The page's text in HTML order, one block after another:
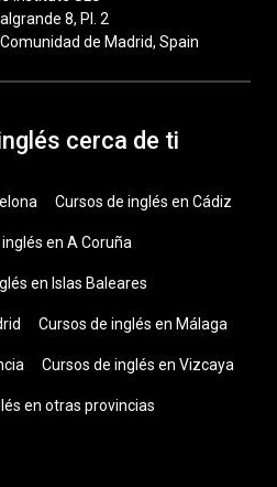
8, Pl. 2
de Madrid, Spain
cerca de ti
Cursos de inglés en Cádiz
en A Coruña
en Islas Baleares
Cursos de inglés en Málaga
Cursos de inglés en Vizcaya
en otras provincias